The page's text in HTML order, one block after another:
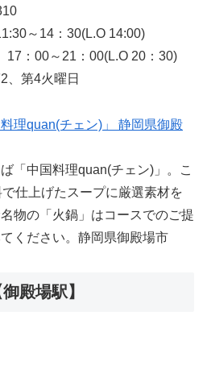
～14：30(L.O 14:00)
21：00(L.O 20：30)
第4火曜日
理quan(チェン)」 静岡県御殿
「中国料理quan(チェン)」。こ
仕上げたスープに厳選素材を
物の「火鍋」はコースでのご提
ください。静岡県御殿場市
殿場駅】